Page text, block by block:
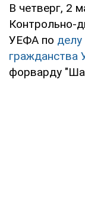
В четверг, 2
Контрольно-
УЕФА по
гражданства
форварду